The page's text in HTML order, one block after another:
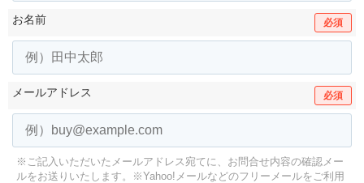
お名前 必須
メールアドレス 必須
※ご記入いただいたメールアドレス宛てに、お問合せ内容の確認メー
ルをお送りいたします。
※Yahoo!メールなどのフリーメールをご利用